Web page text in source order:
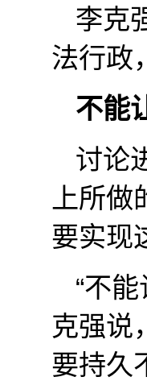
李克
法行政
不能
讨论
上所
要实现
“不
克强说
要持久